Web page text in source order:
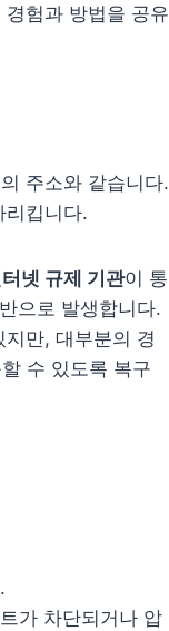
험과 방법을 공유
주소와 같습니다.
리킵니다.
넷 규제 기관이 통
으로 발생합니다.
만, 대부분의 경
수 있도록 복구
가 차단되거나 압